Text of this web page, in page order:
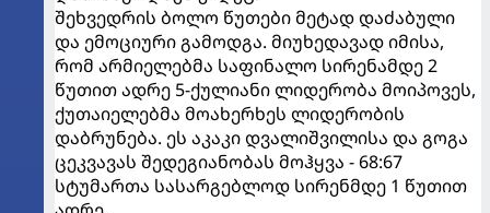
შეხვედრის ბოლო წუთები მეტად დაძაბული
და ემოციური გამოდგა. მიუხედავად იმისა,
რომ არმიელებმა საფინალო სირენამდე 2
წუთით ადრე 5-ქულიანი ლიდერობა მოიპოვეს,
ქუთაიელებმა მოახერხეს ლიდერობის
დაბრუნება. ეს აკაკი დვალიშვილისა და გოგა
ცეკვავას შედეგიანობას მოჰყვა - 68:67
სტუმართა სასარგებლოდ სირენმდე 1 წუთით